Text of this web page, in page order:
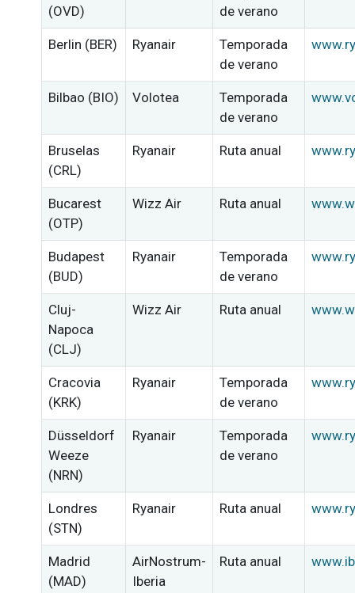
(OVD)
de verano
Berlin (BER) Ryanair
Temporada
de verano
Bilbao (BIO) Volotea
Temporada
de verano
Bruselas
(CRL)
Ryanair Ruta anual
Bucarest
(OTP)
Wizz Air Ruta anual
Budapest
(BUD)
Ryanair
Temporada
de verano
Cluj-
Napoca
(CLJ)
Wizz Air Ruta anual
Cracovia
(KRK)
Ryanair
Temporada
de verano
Düsseldorf
Weeze
(NRN)
Ryanair
Temporada
de verano
Londres
(STN)
Ryanair Ruta anual
Madrid
(MAD)
AirNostrum-
Iberia
Ruta anual